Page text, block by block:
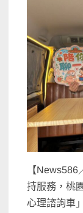
【
持服務，桃
心理諮詢車